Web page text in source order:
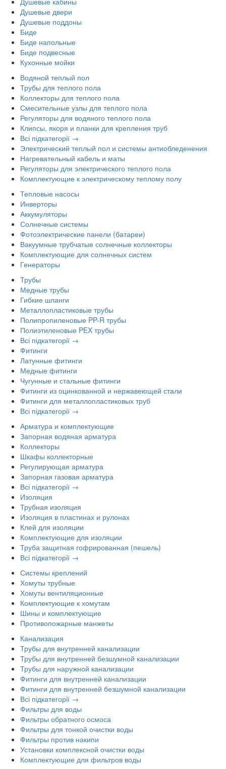
Душевые двери
Душевые поддоны
Биде
Биде напольные
Биде подвесные
Кухонные мойки
Водяной теплый пол
Трубы для теплого пола
Коллекторы для теплого пола
Смесительные узлы для теплого пола
Регуляторы для водяного теплого пола
Клипсы, якоря и планки для крепления труб
Всі підкатегорії →
Электрический теплый пол и системы антиобледенения
Нагревательный кабель и маты
Регуляторы для электрического теплого пола
Комплектующие к электрическому теплому полу
Тепловые насосы
Инверторы
Аккумуляторы
Солнечные системы
Фотоэлектрические панели (батареи)
Вакуумные трубчатые солнечные коллекторы
Комплектующие для солнечных систем
Генераторы
Трубы
Медные трубы
Гибкие шланги
Металлопластиковые трубы
Полипропиленовые PP-R трубы
Полиэтиленовые PEX трубы
Всі підкатегорії →
Фитинги
Латунные фитинги
Медные фитинги
Чугунные и стальные фитинги
Фитинги из оцинкованной и нержавеющей стали
Фитинги для металлопластиковых труб
Всі підкатегорії →
Арматура и комплектующие
Запорная водяная арматура
Коллекторы
Шкафы коллекторные
Регулирующая арматура
Запорная газовая арматура
Всі підкатегорії →
Изоляция
Трубная изоляция
Изоляция в пластинах и рулонах
Клей для изоляции
Комплектующие для изоляции
Труба защитная гофрированная (пешель)
Всі підкатегорії →
Системы креплений
Хомуты трубные
Хомуты вентиляционные
Комплектующие к хомутам
Шины и комплектующие
Противопожарные манжеты
Канализация
Трубы для внутренней канализации
Трубы для внутренней безшумной канализации
Трубы для наружной канализации
Фитинги для внутренней канализации
Фитинги для внутренней безшумной канализации
Всі підкатегорії →
Фильтры для воды
Фильтры обратного осмоса
Фильтры для тонкой очистки воды
Фильтры против накипи
Установки комплексной очистки воды
Комплектующие для фильтров воды